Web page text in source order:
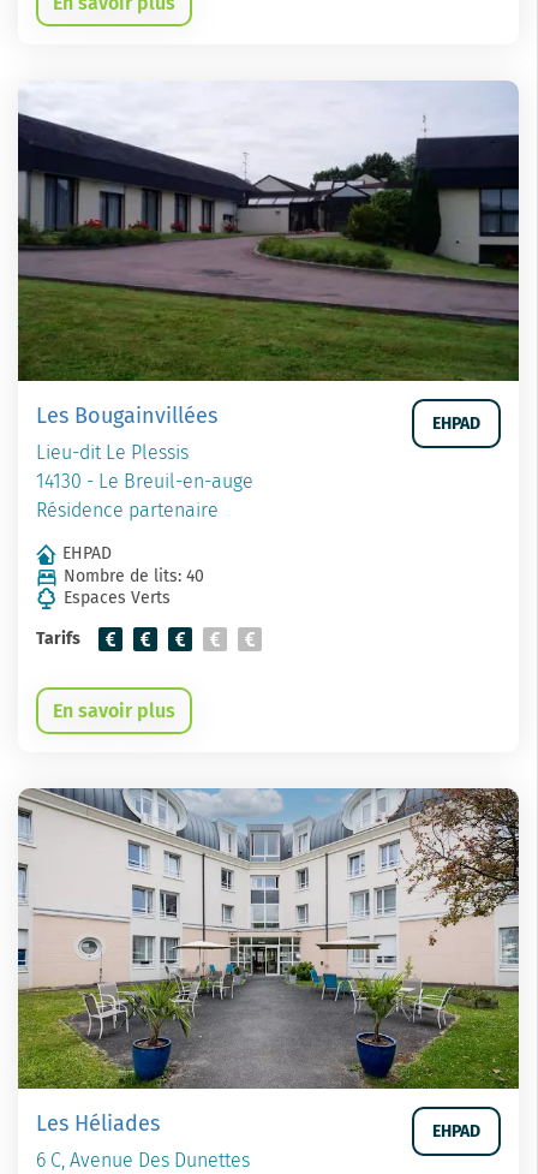
Les Bougainvillées
Lieu-dit Le Plessis
14130 - Le Breuil-en-auge
Résidence partenaire
EHPAD
EHPAD
Nombre de lits: 40
Espaces Verts
Tarifs
En savoir plus
Les Héliades
6 C, Avenue Des Dunettes
EHPAD